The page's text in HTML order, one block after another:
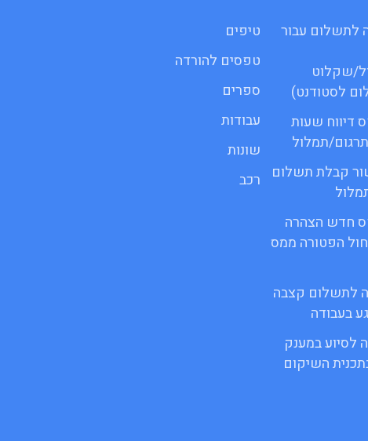
לתשלום עבור
שקלוט
לסטודנט)
דיווח שעות
תמלול
אישור קבלת תשלום
2 טופס חדש הצהרה
הפטורה ממס
לתשלום קצבה
בעבודה
לסיוע במענק
השיקום
טיפים
טפסים להורדה
ספרים
עבודות
שונות
רכב